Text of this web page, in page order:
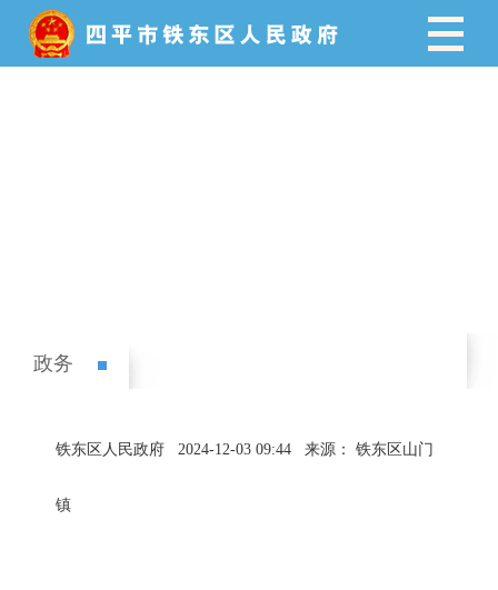
政务
政务
铁东区人民政府 2024-12-03 09:44 来源： 铁东区山门
镇